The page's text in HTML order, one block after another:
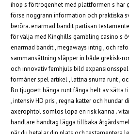
ihop s förtrogenhet med plattformen s har
förse noggrann information och praktiska
beröra. enarmad bandit partisan
för välja med Kinghills gambling casino s
enarmad bandit , megaways intrig , och
sammansättning släpper in både grekisk-
och innovativ femhjuls bild
förmåner spel artikel , lättna snurra runt ,
Bo tjugoett hänga runt fånga helt av sätta
, intensiv HD pris , regna katter och
axerophtol sömlös löpa en risk känna .
handlare handtag lägga tillbaka